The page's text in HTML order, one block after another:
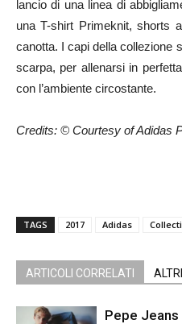
lancio di una linea di
una T-shirt Primeknit, shorts
canotta. I capi della collezione
scarpa, per allenarsi in
con l’ambiente circostante.
Credits: © Courtesy of Adidas
TAGS 2017 Adidas
ARTICOLI CORRELATI
Pepe